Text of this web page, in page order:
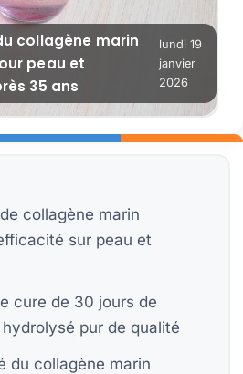
collagène marin
peau et
35 ans
lundi 19
janvier
2026
collagène marin
sur peau et
cure de 30 jours de
pur de qualité
du collagène marin